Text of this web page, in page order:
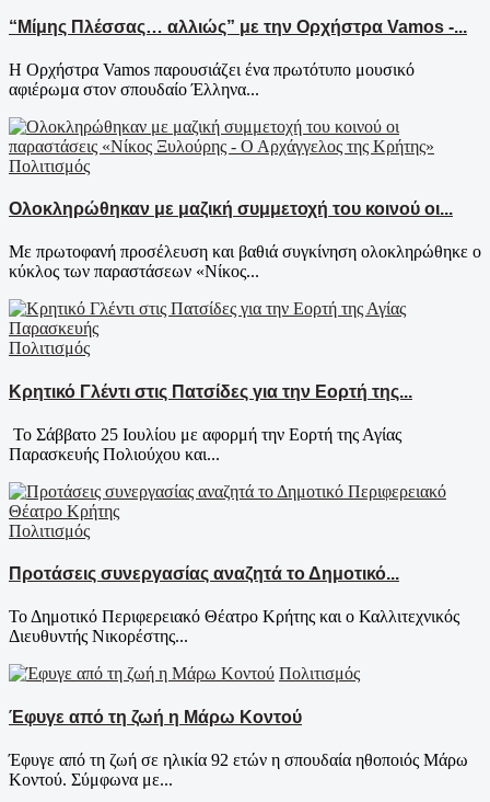
“Μίμης Πλέσσας… αλλιώς” με την Ορχήστρα Vamos -...
Η Ορχήστρα Vamos παρουσιάζει ένα πρωτότυπο μουσικό
αφιέρωμα στον σπουδαίο Έλληνα...
Πολιτισμός
Ολοκληρώθηκαν με μαζική συμμετοχή του κοινού οι...
Με πρωτοφανή προσέλευση και βαθιά συγκίνηση ολοκληρώθηκε ο
κύκλος των παραστάσεων «Νίκος...
Πολιτισμός
Κρητικό Γλέντι στις Πατσίδες για την Εορτή της...
Το Σάββατο 25 Ιουλίου με αφορμή την Εορτή της Αγίας
Παρασκευής Πολιούχου και...
Πολιτισμός
Προτάσεις συνεργασίας αναζητά το Δημοτικό...
Το Δημοτικό Περιφερειακό Θέατρο Κρήτης και ο Καλλιτεχνικός
Διευθυντής Νικορέστης...
Πολιτισμός
Έφυγε από τη ζωή η Μάρω Κοντού
Έφυγε από τη ζωή σε ηλικία 92 ετών η σπουδαία ηθοποιός Μάρω
Κοντού. Σύμφωνα με...